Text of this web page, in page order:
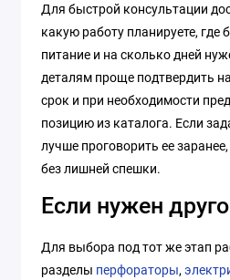
Для быстрой консультации
какую работу планируете, где
питание и на сколько дней
деталям проще подтвердить
срок и при необходимости
позицию из каталога. Если
лучше проговорить ее
без лишней спешки.
Если нужен
Для выбора под тот же этап
разделы перфораторы,